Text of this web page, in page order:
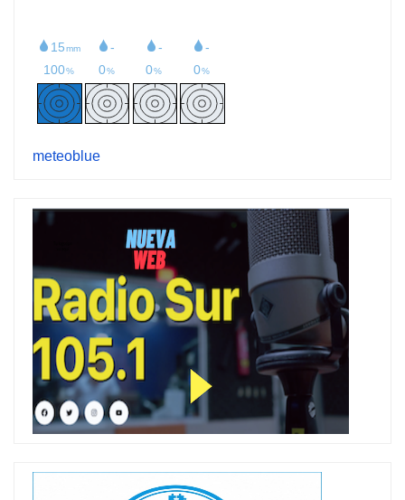
meteoblue